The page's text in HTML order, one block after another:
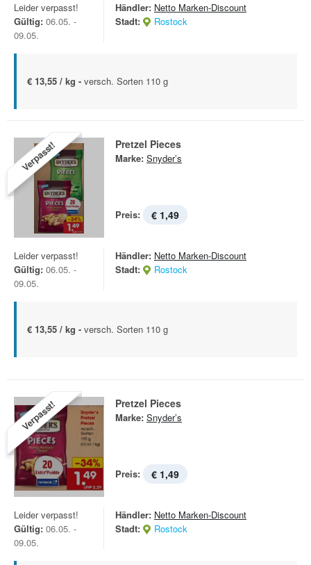
Leider verpasst!
Gültig: 06.05. -
09.05.
Händler: Netto Marken-Discount
Stadt:
Rostock
€ 13,55 / kg - versch. Sorten 110 g
Verpasst! Pretzel Pieces
Marke: Snyder’s
Preis: € 1,49
Leider verpasst!
Gültig: 06.05. -
09.05.
Händler: Netto Marken-Discount
Stadt:
Rostock
€ 13,55 / kg - versch. Sorten 110 g
Verpasst! Pretzel Pieces
Marke: Snyder’s
Preis: € 1,49
Leider verpasst!
Gültig: 06.05. -
09.05.
Händler: Netto Marken-Discount
Stadt:
Rostock